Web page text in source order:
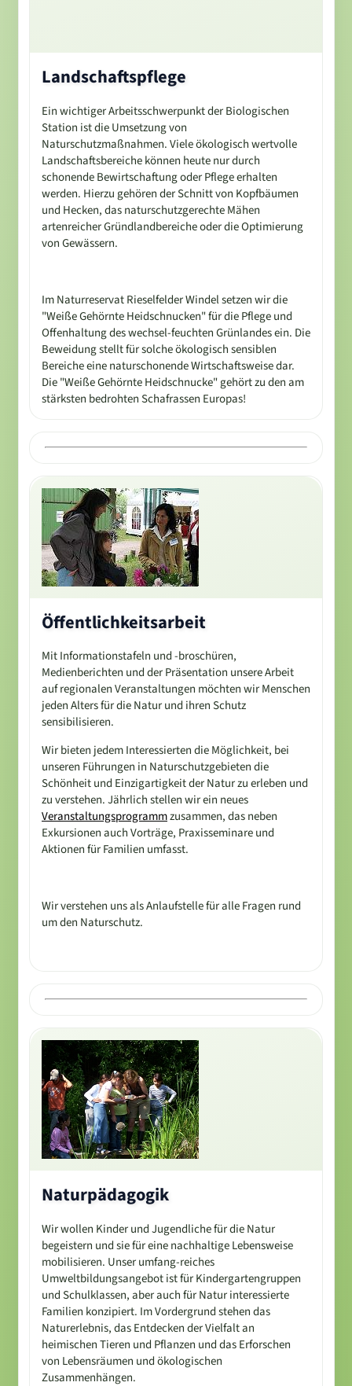
Landschaftspflege
Ein wichtiger Arbeitsschwerpunkt der Biologischen
Station ist die Umsetzung von
Naturschutzmaßnahmen. Viele ökologisch wertvolle
Landschaftsbereiche können heute nur durch
schonende Bewirtschaftung oder Pflege erhalten
werden. Hierzu gehören der Schnitt von Kopfbäumen
und Hecken, das naturschutzgerechte Mähen
artenreicher Gründlandbereiche oder die Optimierung
von Gewässern.
Im Naturreservat Rieselfelder Windel setzen wir die
"Weiße Gehörnte Heidschnucken" für die Pflege und
Offenhaltung des wechsel-feuchten Grünlandes ein. Die
Beweidung stellt für solche ökologisch sensiblen
Bereiche eine naturschonende Wirtschaftsweise dar.
Die "Weiße Gehörnte Heidschnucke" gehört zu den am
stärksten bedrohten Schafrassen Europas!
Öffentlichkeitsarbeit
Mit Informationstafeln und -broschüren,
Medienberichten und der Präsentation unsere Arbeit
auf regionalen Veranstaltungen möchten wir Menschen
jeden Alters für die Natur und ihren Schutz
sensibilisieren.
Wir bieten jedem Interessierten die Möglichkeit, bei
unseren Führungen in Naturschutzgebieten die
Schönheit und Einzigartigkeit der Natur zu erleben und
zu verstehen. Jährlich stellen wir ein neues
Veranstaltungsprogrammzusammen, das neben
Exkursionen auch Vorträge, Praxisseminare und
Aktionen für Familien umfasst.
Wir verstehen uns als Anlaufstelle für alle Fragen rund
um den Naturschutz.
Naturpädagogik
Wir wollen Kinder und Jugendliche für die Natur
begeistern und sie für eine nachhaltige Lebensweise
mobilisieren. Unser umfang-reiches
Umweltbildungsangebot ist für Kindergartengruppen
und Schulklassen, aber auch für Natur interessierte
Familien konzipiert. Im Vordergrund stehen das
Naturerlebnis, das Entdecken der Vielfalt an
heimischen Tieren und Pflanzen und das Erforschen
von Lebensräumen und ökologischen
Zusammenhängen.